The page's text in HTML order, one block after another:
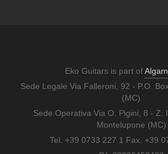
Eko Guitars is part of
Sede Legale Via Falleroni, 92 - P.O.
(MC)
Sede Operativa Via O. Pigini, 8 - Z.
Montelupone (MC)
Tel. +39 0733 227 1 Fax. +39